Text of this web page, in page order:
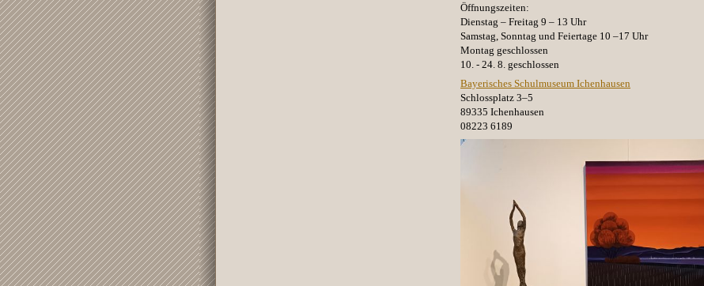
Öffnungszeiten:
Dienstag – Freitag 9 – 13 Uhr
Samstag, Sonntag und Feiertage 10 –17 Uhr
Montag geschlossen
10. - 24. 8. geschlossen
Bayerisches Schulmuseum Ichenhausen
Schlossplatz 3–5
89335 Ichenhausen
08223 6189